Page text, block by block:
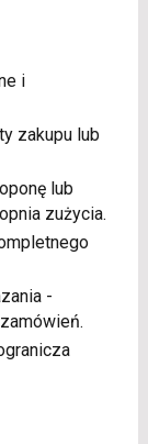
i
zakupu lub
lub
zużycia.
-